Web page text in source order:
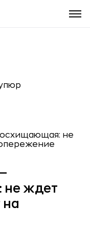
ждет
на